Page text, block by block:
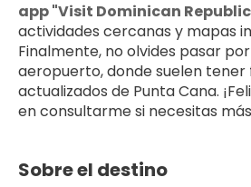
app "Visit Dominican
actividades cercanas y mapas
Finalmente, no olvides pasar
aeropuerto, donde suelen
actualizados de Punta Cana.
en consultarme si necesitas
Sobre el destino